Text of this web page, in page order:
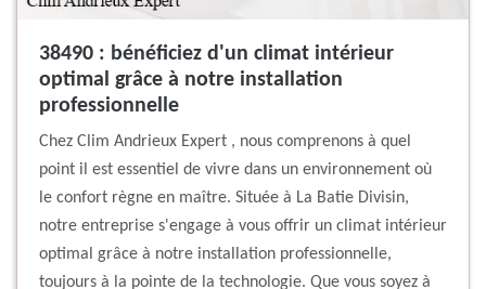
38490 : bénéficiez d'un climat intérieur
optimal grâce à notre installation
professionnelle
Chez Clim Andrieux Expert , nous comprenons à quel
point il est essentiel de vivre dans un environnement où
le confort règne en maître. Située à La Batie Divisin,
notre entreprise s'engage à vous offrir un climat intérieur
optimal grâce à notre installation professionnelle,
toujours à la pointe de la technologie. Que vous soyez à